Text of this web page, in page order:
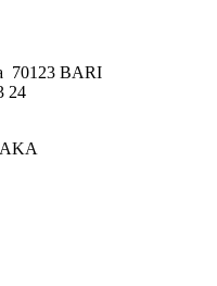
70123 BARI
24